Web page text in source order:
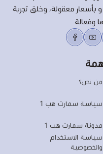
معقولة، وخلق تجربة
وفعالة
من نحن؟
سياسة سمارت هب 1
مدونة سمارت هب 1
سياسة الاستخدام
والخصوصية